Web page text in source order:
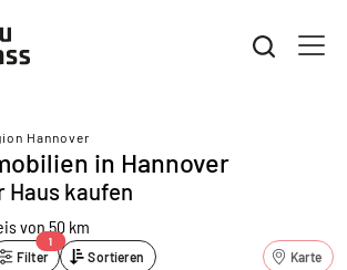
Hannover
in Hannover
Haus kaufen
von 50 km
Filter
1
Sortieren Karte